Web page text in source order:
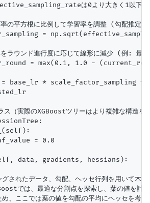
は0より大きく1以下で
の平方根に比例して学習率を調整 (勾配推定の
=
ラウンド進行度に応じて線形に減少 (例: 最
= max(0.1, 1.0 -
base_lr * scale_factor_sampling *
ス（実際のXGBoostツリーはより複雑な構造を
= 0.0
data, gradients, hessians):
されたデータ、勾配、ヘッセ行列を用いて木を
では、最適な分割点を探索し、葉の値を計
、ここでは葉の値を勾配の平均にヘッセを考慮